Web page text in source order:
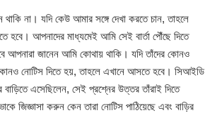
থাকি না। যদি কেউ আমার সঙ্গে দেখা করতে চান, তাহলে
হবে। আপনাদের মাধ্যমেই আমি সেই বার্তা পৌঁছে দিতে
আপনারা জানেন আমি কোথায় থাকি। যদি তাঁদের কোনও
নোটিস দিতে হয়, তাহলে এখানে আসতে হবে। সিআইডি
এসেছিলেন, সেই প্রশ্নের উত্তর তাঁরাই দিতে
জিজ্ঞাসা করুন কেন তারা নোটিস পাঠিয়েছে এবং বাড়ির